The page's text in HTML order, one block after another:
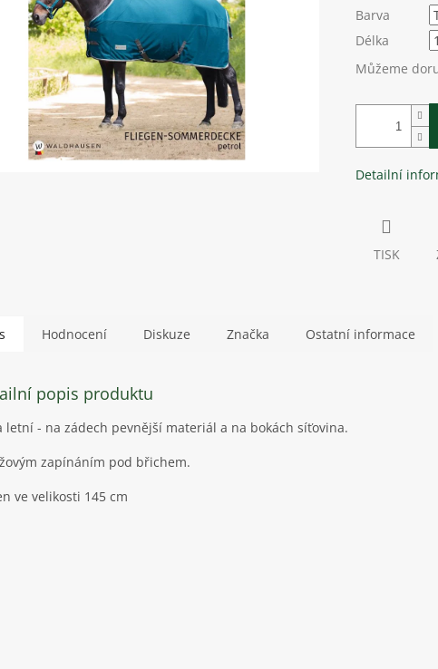
Barva
Délka
Můžeme
Detailní
TISK
Hodnocení Diskuze Značka Ostatní informace
popis produktu
letní - na zádech pevnější materiál a na bokách síťovina.
zapínáním pod břichem.
ve velikosti 145 cm